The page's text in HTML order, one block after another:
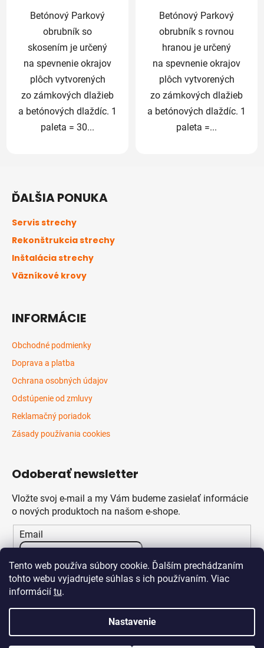
Tento web používa súbory cookie. Ďalším prechádzaním
tohto webu vyjadrujete súhlas s ich používaním. Viac
informácií tu.
Nastavenie
Betónový Parkový
obrubník so
skosením je určený
na spevnenie okrajov
plôch vytvorených
zo zámkových dlažieb
a betónových dlaždíc. 1
paleta = 30...
Betónový Parkový
obrubník s rovnou
hranou je určený
na spevnenie okrajov
plôch vytvorených
zo zámkových dlažieb
a betónových dlaždíc. 1
paleta =...
ĎALŠIA PONUKA
Servis strechy
Rekonštrukcia strechy
Inštalácia strechy
Väzníkové krovy
INFORMÁCIE
Obchodné podmienky
Doprava a platba
Ochrana osobných údajov
Odstúpenie od zmluvy
Reklamačný poriadok
Zásady používania cookies
Odoberať newsletter
Vložte svoj e-mail a my Vám budeme zasielať informácie
o nových produktoch na našom e-shope.
Email
Vložením e-mailu súhlasíte spodmienkami ochrany
osobných údajov
PRIHLÁSIŤ SA